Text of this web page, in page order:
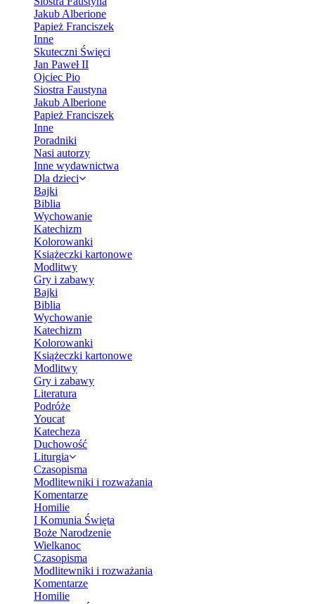
Jakub Alberione
Papież Franciszek
Inne
Skuteczni Święci
Jan Paweł II
Ojciec Pio
Siostra Faustyna
Jakub Alberione
Papież Franciszek
Inne
Poradniki
Nasi autorzy
Inne wydawnictwa
Dla dzieci
Bajki
Biblia
Wychowanie
Katechizm
Kolorowanki
Książeczki kartonowe
Modlitwy
Gry i zabawy
Bajki
Biblia
Wychowanie
Katechizm
Kolorowanki
Książeczki kartonowe
Modlitwy
Gry i zabawy
Literatura
Podróże
Youcat
Katecheza
Duchowość
Liturgia
Czasopisma
Modlitewniki i rozważania
Komentarze
Homilie
I Komunia Święta
Boże Narodzenie
Wielkanoc
Czasopisma
Modlitewniki i rozważania
Komentarze
Homilie